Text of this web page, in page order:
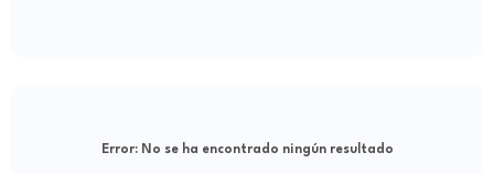
Error:No se ha encontrado ningún resultado